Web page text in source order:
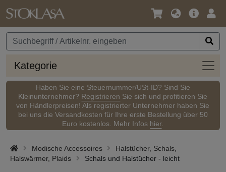
Sprache
Währung
Kategorie
Haben Sie eine Steuernummer/USt-ID? Sind Sie
Kleinunternehmer? Registrieren Sie sich und profitieren Sie
von Händlerpreisen! Als registrierter Unternehmer haben Sie
bei uns die Versandkosten für Ihre erste Bestellung über 50
Euro kostenlos. Mehr Infos hier.
Modische Accessoires
Halstücher, Schals,
Halswärmer, Plaids
Schals und Halstücher - leicht